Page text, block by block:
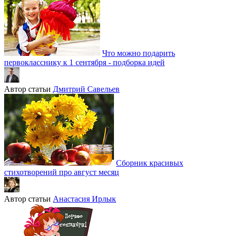
Что можно подарить
первокласснику к 1 сентября - подборка идей
Автор статьи Дмитрий Савельев
Сборник красивых
стихотворений про август месяц
Автор статьи Анастасия Ирлык